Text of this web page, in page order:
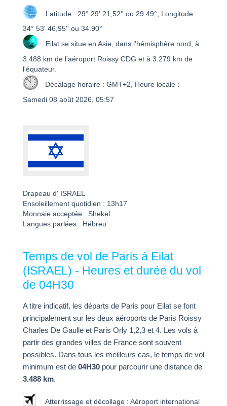
Latitude : 29° 29' 21,52'' ou 29.49°, Longitude :
34° 53' 46,95'' ou 34.90°
Eilat se situe en Asie, dans l'hémisphère nord, à
3.488 km de l'aéroport Roissy CDG et à 3.279 km de
l'équateur.
Décalage horaire : GMT+2, Heure locale :
Samedi 08 août 2026, 05:57
Drapeau d' ISRAEL
Ensoleillement quotidien : 13h17
Monnaie acceptée : Shekel
Langues parlées : Hébreu
Temps de vol de Paris à Eilat
(ISRAEL) - Heures et durée du vol
de 04H30
A titre indicatif, les départs de Paris pour Eilat se font
principalement sur les deux aéroports de Paris Roissy
Charles De Gaulle et Paris Orly 1,2,3 et 4. Les vols à
partir des grandes villes de France sont souvent
possibles. Dans tous les meilleurs cas, le temps de vol
minimum est de 04H30 pour parcourir une distance de
3.488 km.
Atterrissage et décollage : Aéroport international